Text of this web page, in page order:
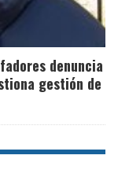
denuncia
gestión de